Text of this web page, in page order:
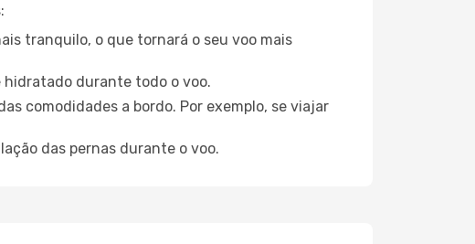
tranquilo, o que tornará o seu voo mais
hidratado durante todo o voo.
comodidades a bordo. Por exemplo, se viajar
das pernas durante o voo.